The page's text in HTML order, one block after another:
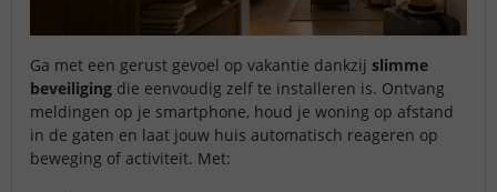
Ga met een gerust gevoel op vakantie dankzij slimme
beveiliging die eenvoudig zelf te installeren is. Ontvang
meldingen op je smartphone, houd je woning op afstand
in de gaten en laat jouw huis automatisch reageren op
beweging of activiteit. Met: